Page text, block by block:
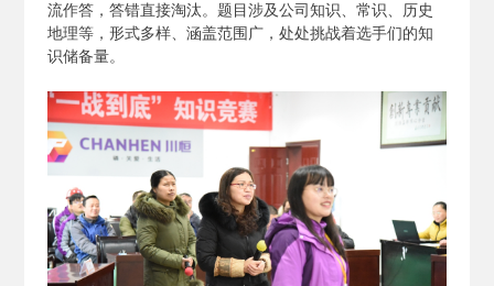
流作答，答错直接淘汰。题目涉及公司知识、常识、历史
地理等，形式多样、涵盖范围广，处处挑战着选手们的知
识储备量。